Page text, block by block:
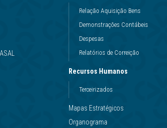
Relação Aquisição Bens
Demonstrações Contábeis
Despesas
Relatórios de Correição
Recursos Humanos
Terceirizados
Mapas Estratégicos
Organograma